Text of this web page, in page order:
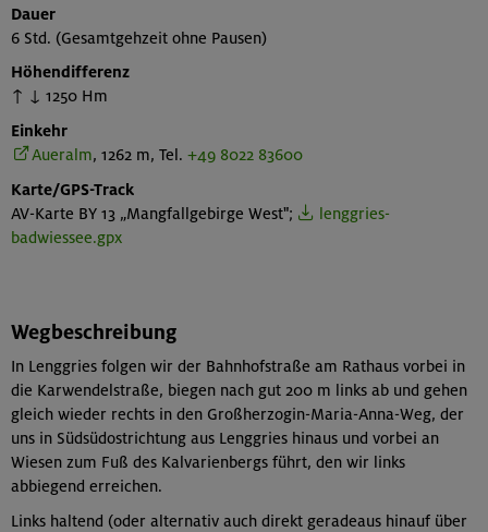
Dauer
6 Std. (Gesamtgehzeit ohne Pausen)
Höhendifferenz
↑ ↓ 1250 Hm
Einkehr
Aueralm, 1262 m, Tel.+49 8022 83600
Karte/GPS-Track
AV-Karte BY 13 „Mangfallgebirge West";
lenggries-
badwiessee.gpx
Wegbeschreibung
In Lenggries folgen wir der Bahnhofstraße am Rathaus vorbei in
die Karwendelstraße, biegen nach gut 200 m links ab und gehen
gleich wieder rechts in den Großherzogin-Maria-Anna-Weg, der
uns in Südsüdostrichtung aus Lenggries hinaus und vorbei an
Wiesen zum Fuß des Kalvarienbergs führt, den wir links
abbiegend erreichen.
Links haltend (oder alternativ auch direkt geradeaus hinauf über